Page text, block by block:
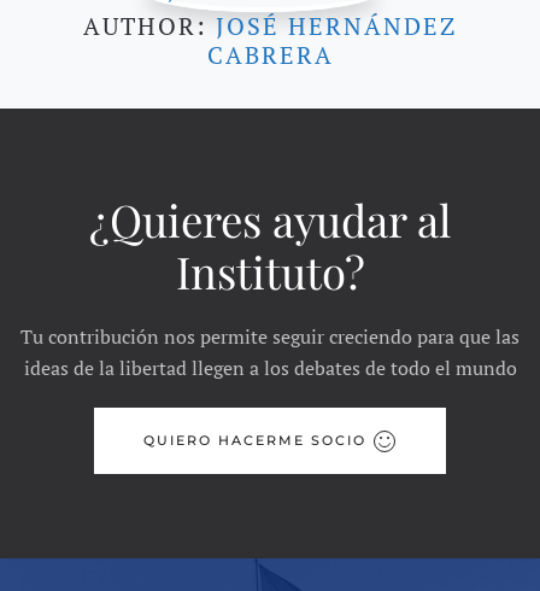
AUTHOR:JOSÉ HERNÁNDEZ
CABRERA
¿Quieres ayudar al
Instituto?
Tu contribución nos permite seguir creciendo para que las
ideas de la libertad llegen a los debates de todo el mundo
QUIERO HACERME SOCIO